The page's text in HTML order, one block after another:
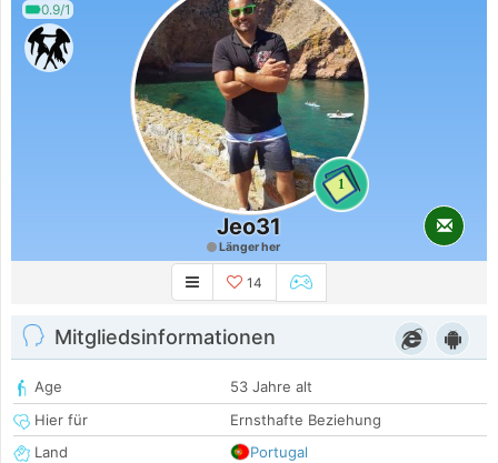
0.9/1
1
Jeo31
Länger her
14
Mitgliedsinformationen
Age
53 Jahre alt
Hier für
Ernsthafte Beziehung
Land
Portugal